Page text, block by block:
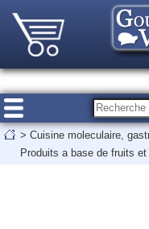
> Cuisine moleculaire,
Produits a base de fruits